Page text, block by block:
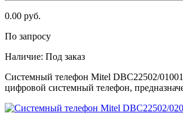
0.00 руб.
По запросу
Наличие: Под заказ
Системный телефон Мitеl DBC22502/
цифровой системный телефон,